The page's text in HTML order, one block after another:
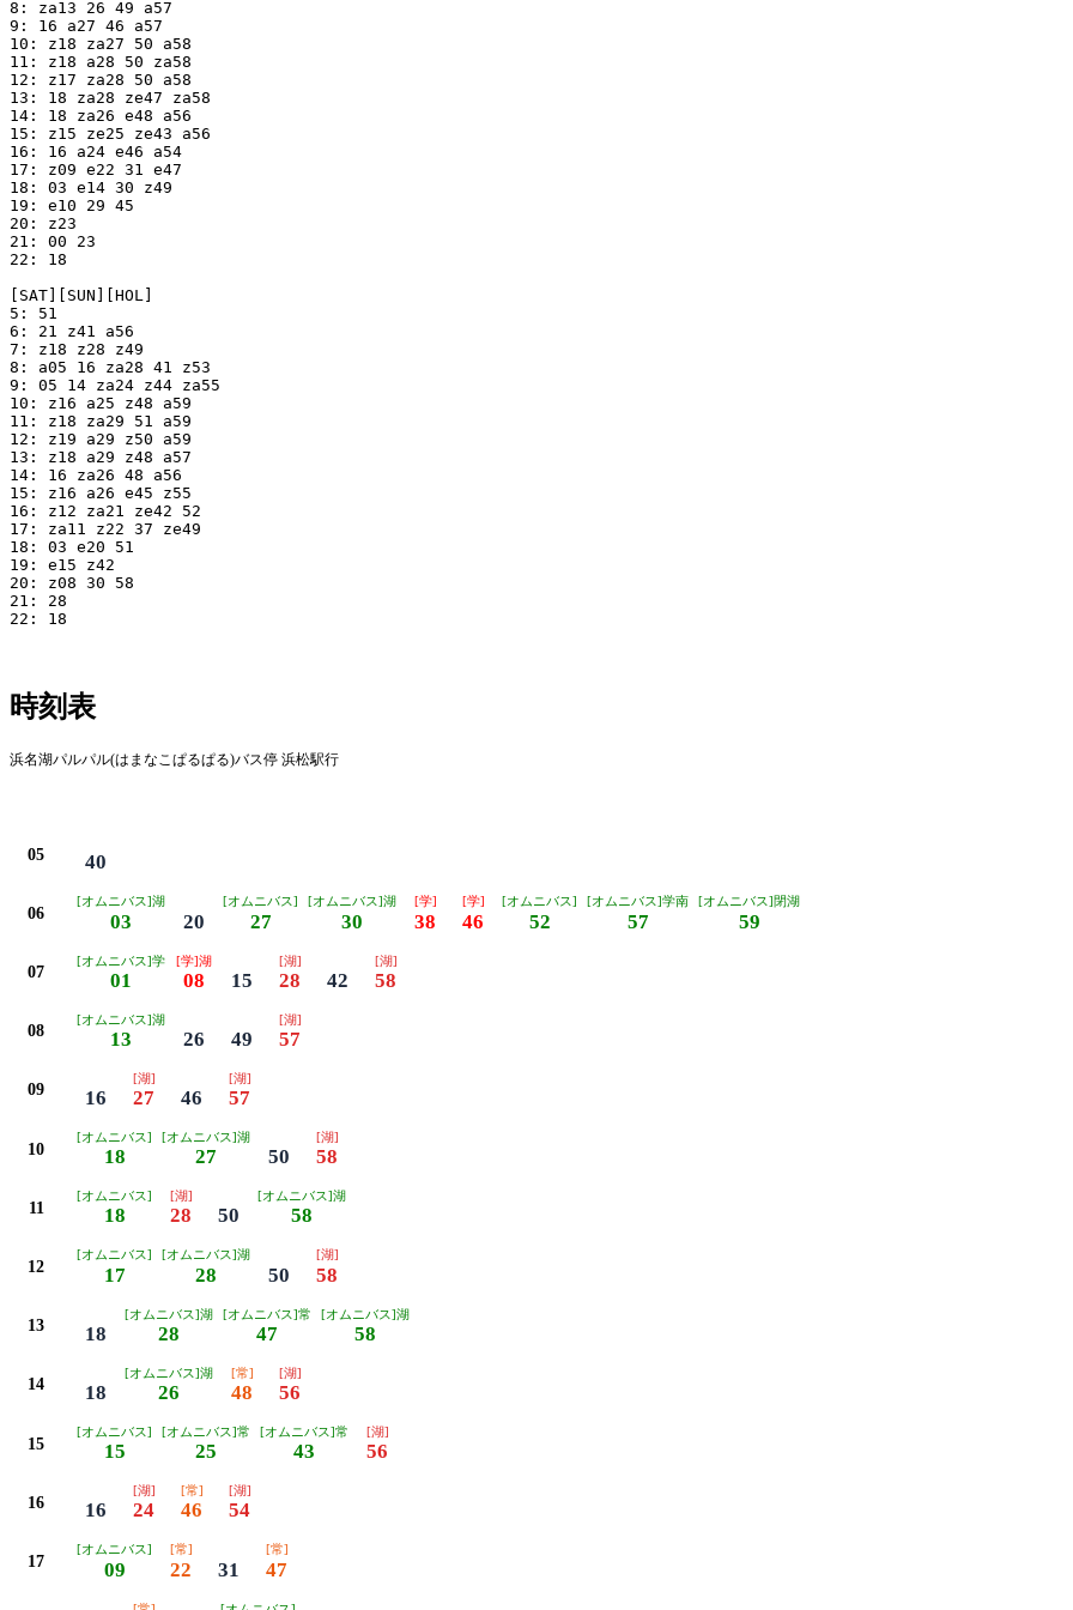
8: za13 26 49 a57
9: 16 a27 46 a57
10: z18 za27 50 a58
11: z18 a28 50 za58
12: z17 za28 50 a58
13: 18 za28 ze47 za58
14: 18 za26 e48 a56
15: z15 ze25 ze43 a56
16: 16 a24 e46 a54
17: z09 e22 31 e47
18: 03 e14 30 z49
19: e10 29 45
20: z23
21: 00 23
22: 18
[SAT][SUN][HOL]
5: 51
6: 21 z41 a56
7: z18 z28 z49
8: a05 16 za28 41 z53
9: 05 14 za24 z44 za55
10: z16 a25 z48 a59
11: z18 za29 51 a59
12: z19 a29 z50 a59
13: z18 a29 z48 a57
14: 16 za26 48 a56
15: z16 a26 e45 z55
16: z12 za21 ze42 52
17: za11 z22 37 ze49
18: 03 e20 51
19: e15 z42
20: z08 30 58
21: 28
22: 18
時刻表
浜名湖パルパル(はまなこぱるぱる)バス停 浜松駅行
05 40
06
[オムニバス]湖
03 20
[オムニバス]
27
[オムニバス]湖
30
[学]
38
[学]
46
[オムニバス]
52
[オムニバス]学南
57
[オムニバス]閉湖
59
07
[オムニバス]学
01
[学]湖
08 15
[湖]
28 42
[湖]
58
08
[オムニバス]湖
13 26 49
[湖]
57
09 16
[湖]
27 46
[湖]
57
10
[オムニバス]
18
[オムニバス]湖
27 50
[湖]
58
11
[オムニバス]
18
[湖]
28 50
[オムニバス]湖
58
12
[オムニバス]
17
[オムニバス]湖
28 50
[湖]
58
13 18
[オムニバス]湖
28
[オムニバス]常
47
[オムニバス]湖
58
14 18
[オムニバス]湖
26
[常]
48
[湖]
56
15
[オムニバス]
15
[オムニバス]常
25
[オムニバス]常
43
[湖]
56
16 16
[湖]
24
[常]
46
[湖]
54
17
[オムニバス]
09
[常]
22 31
[常]
47